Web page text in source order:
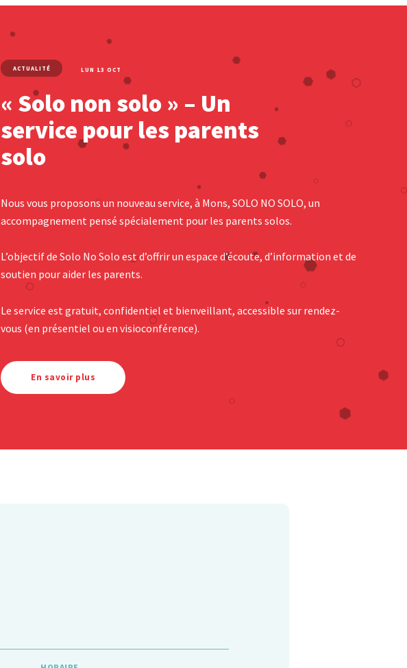
ACTUALITÉ LUN 13 OCT
« Solo non solo » – Un
service pour les parents
solo
Nous vous proposons un nouveau service, à Mons, SOLO NO SOLO, un
accompagnement pensé spécialement pour les parents solos.
L’objectif de Solo No Solo est d’offrir un espace d’écoute, d’information et de
soutien pour aider les parents.
Le service est gratuit, confidentiel et bienveillant, accessible sur rendez-
vous (en présentiel ou en visioconférence).
En savoir plus